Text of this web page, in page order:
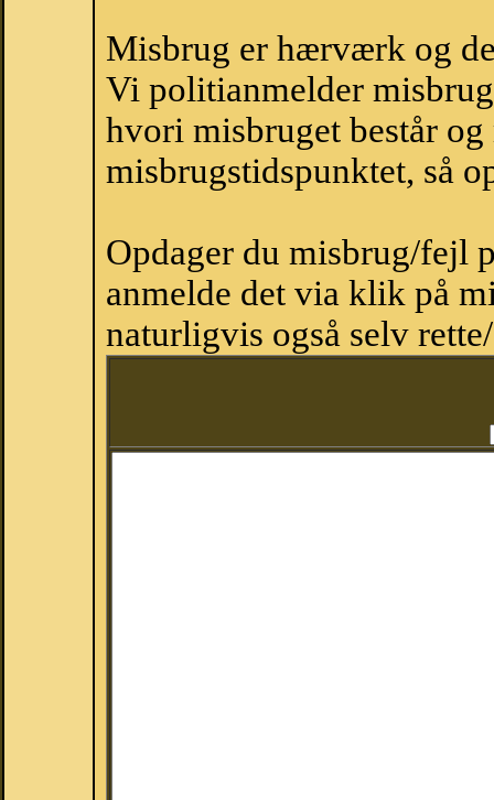
Misbrug er hærværk og
Vi politianmelder
hvori misbruget består
misbrugstidspunktet, så
Opdager du misbrug/fejl
anmelde det via klik på
naturligvis også selv